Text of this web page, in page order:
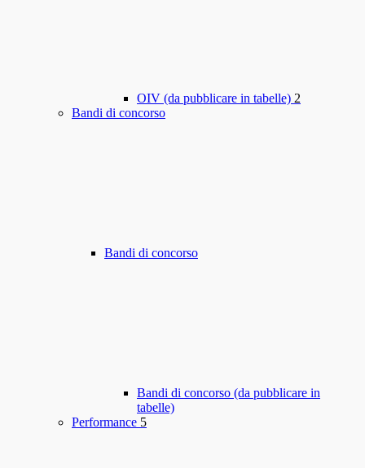
OIV (da pubblicare in tabelle) 2
Bandi di concorso
Bandi di concorso
Bandi di concorso (da pubblicare in
tabelle)
Performance 5